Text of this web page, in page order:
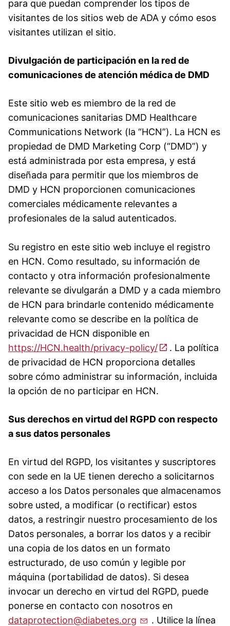
para que puedan comprender los tipos de
visitantes de los sitios web de ADA y cómo esos
visitantes utilizan el sitio.
Divulgación de participación en la red de
comunicaciones de atención médica de DMD
Este sitio web es miembro de la red de
comunicaciones sanitarias DMD Healthcare
Communications Network (la “HCN”). La HCN es
propiedad de DMD Marketing Corp (“DMD”) y
está administrada por esta empresa, y está
diseñada para permitir que los miembros de
DMD y HCN proporcionen comunicaciones
comerciales médicamente relevantes a
profesionales de la salud autenticados.
Su registro en este sitio web incluye el registro
en HCN. Como resultado, su información de
contacto y otra información profesionalmente
relevante se divulgarán a DMD y a cada miembro
de HCN para brindarle contenido médicamente
relevante como se describe en la política de
privacidad de HCN disponible en
https://HCN.health/privacy-policy/
. La política
de privacidad de HCN proporciona detalles
sobre cómo administrar su información, incluida
la opción de no participar en HCN.
Sus derechos en virtud del RGPD con respecto
a sus datos personales
En virtud del RGPD, los visitantes y suscriptores
con sede en la UE tienen derecho a solicitarnos
acceso a los Datos personales que almacenamos
sobre usted, a modificar (o rectificar) estos
datos, a restringir nuestro procesamiento de los
Datos personales, a borrar los datos y a recibir
una copia de los datos en un formato
estructurado, de uso común y legible por
máquina (portabilidad de datos). Si desea
invocar un derecho en virtud del RGPD, puede
ponerse en contacto con nosotros en
dataprotection@diabetes.org
. Utilice la línea